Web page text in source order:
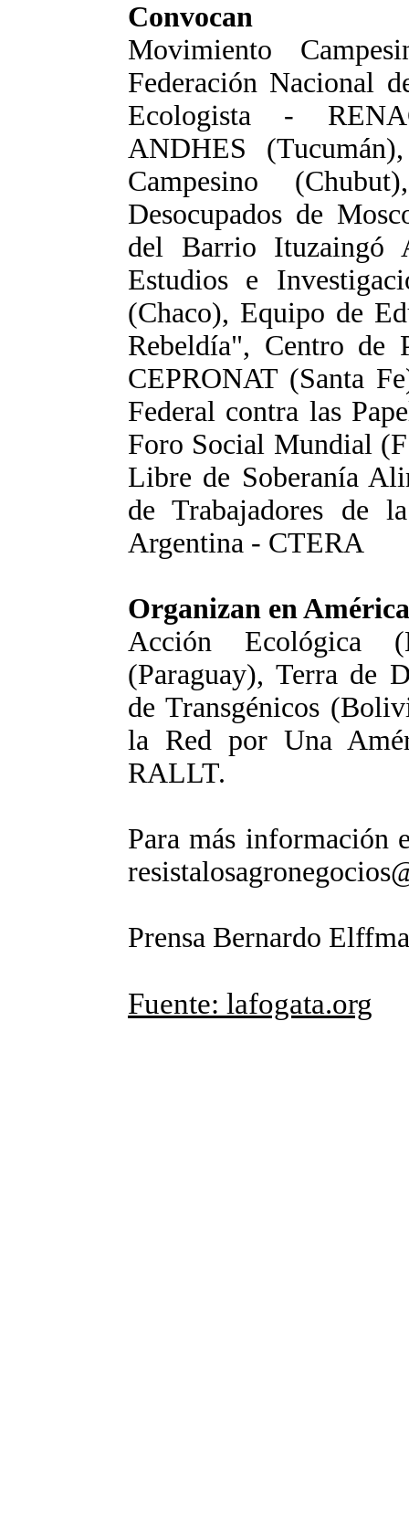
Convocan
Movimiento
Federación Nacional
Ecologista -
ANDHES
Campesino
Desocupados de
del Barrio Ituzaingó
Estudios e
(Chaco), Equipo de
Rebeldía", Centro de
CEPRONAT (Santa
Federal contra las
Foro Social Mundial
Libre de Soberanía
de Trabajadores de
Argentina - CTERA
Organizan en
Acción Ecológica
(Paraguay), Terra de
de Transgénicos
la Red por Una
RALLT.
Para más información
Prensa Bernardo
Fuente: lafogata.org